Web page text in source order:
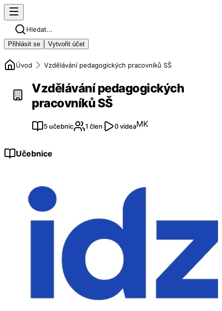
Hledat...
Přihlásit se Vytvořit účet
Úvod Vzdělávání pedagogických pracovníků SŠ
Vzdělávání pedagogických
pracovníků SŠ
5 učebnic 1 člen 0 videaMK
Učebnice